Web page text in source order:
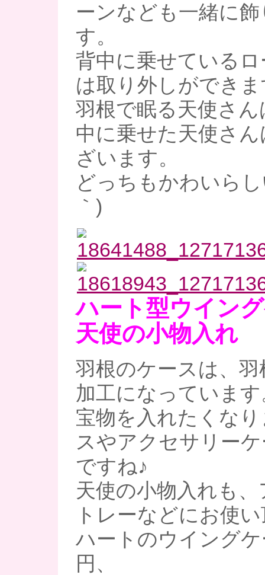
ーンなども一緒に
す。
背中に乗せている
は取り外しができ
羽根で眠る天使さ
中に乗せた天使さ
ざいます。
どっちもかわいら
｀)
ハート型ウイン
天使の小物入れ
羽根のケースは、
加工になっています
宝物を入れたくな
スやアクセサリー
ですね♪
天使の小物入れも
トレーなどにお使
ハートのウイング
円、